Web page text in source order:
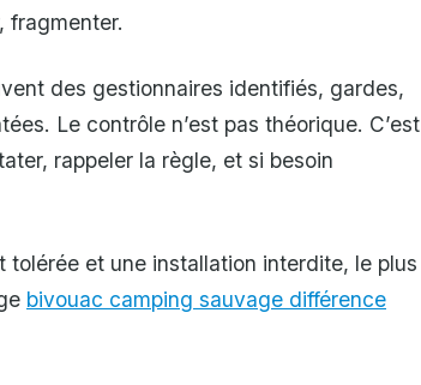
fragmenter.
des gestionnaires identifiés, gardes,
Le contrôle n’est pas théorique. C’est
rappeler la règle, et si besoin
tolérée et une installation interdite, le plus
bivouac camping sauvage différence